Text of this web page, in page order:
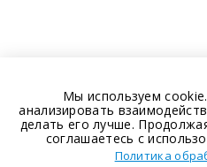
Мы используем
анализировать
делать его лучше.
соглашаетесь с
Политика